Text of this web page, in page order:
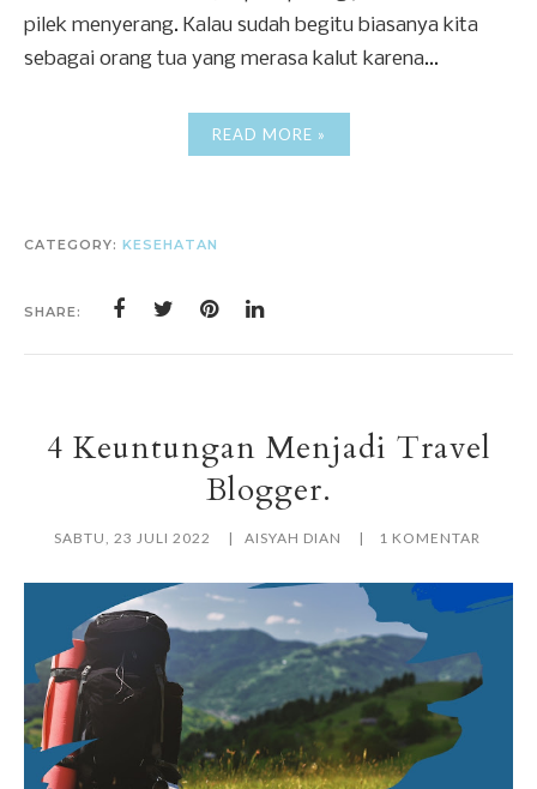
pilek menyerang. Kalau sudah begitu biasanya kita
sebagai orang tua yang merasa kalut karena...
READ MORE »
CATEGORY: KESEHATAN
SHARE:
4 Keuntungan Menjadi Travel
Blogger.
SABTU, 23 JULI 2022 AISYAH DIAN 1 KOMENTAR